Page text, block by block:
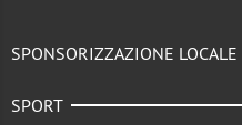
SPONSORIZZAZIONE LOCALE
SPORT